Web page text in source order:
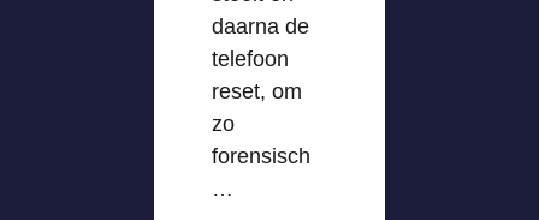
daarna de
telefoon
reset, om
zo
forensisch
…